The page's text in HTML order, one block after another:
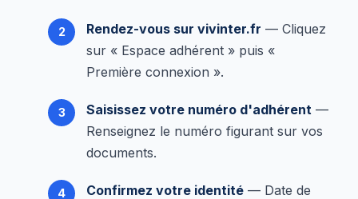
Rendez-vous sur vivinter.fr — Cliquez
sur « Espace adhérent » puis «
Première connexion ».
Saisissez votre numéro d'adhérent —
Renseignez le numéro figurant sur vos
documents.
Confirmez votre identité — Date de